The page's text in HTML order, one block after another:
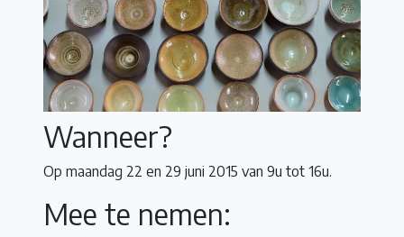
Wanneer?
Op maandag 22 en 29 juni 2015 van 9u tot 16u.
Mee te nemen: